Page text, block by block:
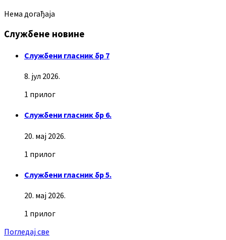
Нема догађаја
Службене новине
Службени гласник бр 7
8. јул 2026.
1 прилог
Службени гласник бр 6.
20. мај 2026.
1 прилог
Службени гласник бр 5.
20. мај 2026.
1 прилог
Погледај све